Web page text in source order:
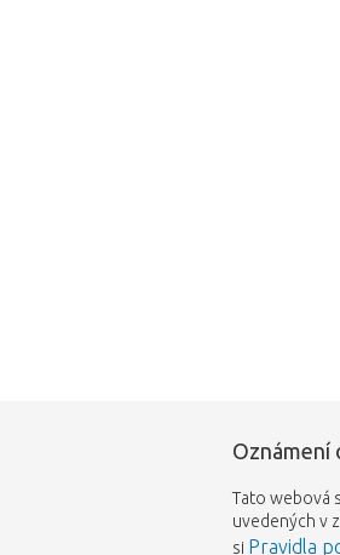
Oznámení
Tato webová
uvedených v
si Pravidla